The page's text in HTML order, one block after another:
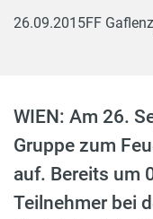
26.09.2015FF Gaflenz
WIEN: Am 26.
Gruppe zum
auf. Bereits um
Teilnehmer bei